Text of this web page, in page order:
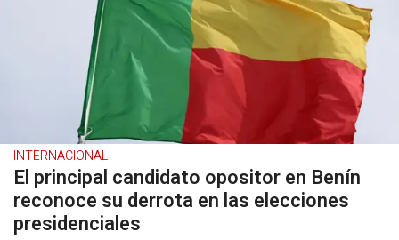
INTERNACIONAL
El principal candidato opositor en Benín
reconoce su derrota en las elecciones
presidenciales